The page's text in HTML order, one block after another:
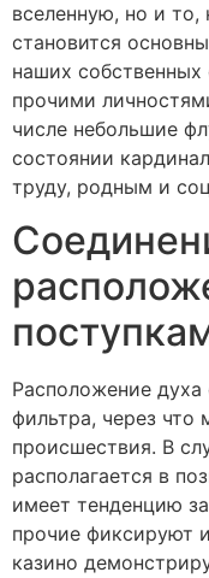
вселенную, но и
становится
наших
прочими
числе небольшие
состоянии
труду, родным и
Расположение
фильтра, через
происшествия. В
располагается в
имеет тенденцию
прочие фиксируют
казино